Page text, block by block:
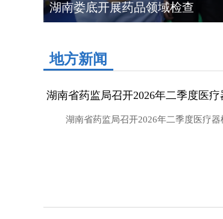
湖南娄底开展药品领域检查
地方新闻
湖南省药监局召开2026年二季度医
湖南省药监局召开2026年二季度医疗